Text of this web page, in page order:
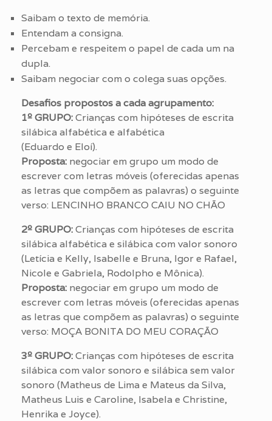
Saibam o texto de memória.
Entendam a consigna.
Percebam e respeitem o papel de cada um na
dupla.
Saibam negociar com o colega suas opções.
Desafios propostos a cada agrupamento:
1º GRUPO:Crianças com hipóteses de escrita
silábica alfabética e alfabética
(Eduardo e Eloí).
Proposta: negociar em grupo um modo de
escrever com letras móveis (oferecidas apenas
as letras que compõem as palavras) o seguinte
verso: LENCINHO BRANCO CAIU NO CHÃO
2º GRUPO:Crianças com hipóteses de escrita
silábica alfabética e silábica com valor sonoro
(Letícia e Kelly, Isabelle e Bruna, Igor e Rafael,
Nicole e Gabriela, Rodolpho e Mônica).
Proposta: negociar em grupo um modo de
escrever com letras móveis (oferecidas apenas
as letras que compõem as palavras) o seguinte
verso: MOÇA BONITA DO MEU CORAÇÃO
3º GRUPO:Crianças com hipóteses de escrita
silábica com valor sonoro e silábica sem valor
sonoro (Matheus de Lima e Mateus da Silva,
Matheus Luis e Caroline, Isabela e Christine,
Henrika e Joyce).